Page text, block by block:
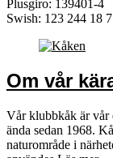
Plusgiro: 139401-4
Swish: 123 244 18
Om vår
Vår klubbkåk är vår
ända sedan 1968.
naturområde i